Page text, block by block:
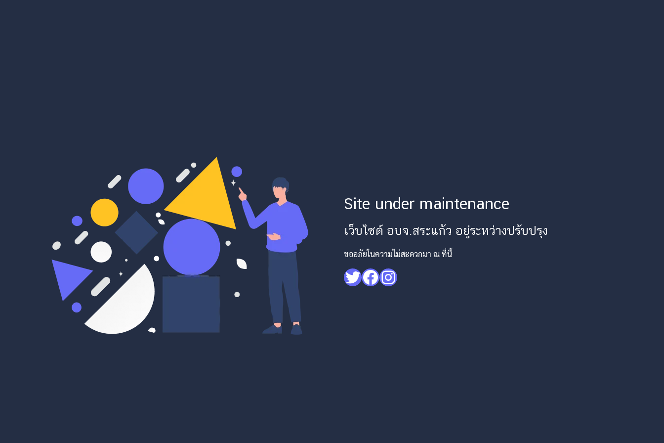
Site under maintenance
เว็บไซต์ อบจ.สระแก้ว อยู่ระหว่างปรับปรุง
ขออภัยในความไม่สะดวกมา ณ ที่นี้
Twitter
Facebook
Instagram